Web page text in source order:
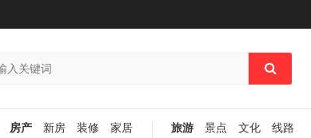
房产 新房 装修
家居
旅游 景点 文化
线路